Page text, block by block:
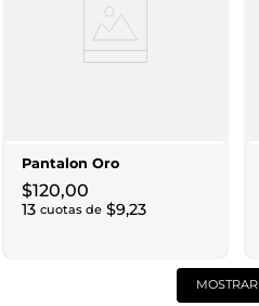
Pantalon Oro
$120,00
13 cuotas de $9,23